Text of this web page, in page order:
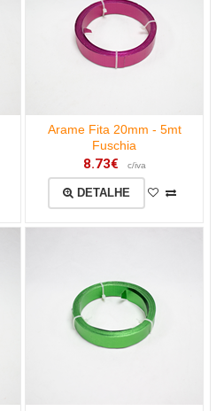
Arame Fita 20mm - 5mt
Fuschia
8.73€ c/iva
DETALHE